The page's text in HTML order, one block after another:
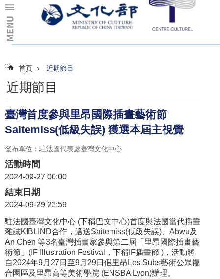
跳到主要內容區塊
:::
::: 首頁 近期節目
近期節目
臺灣首度參與里昂國際插畫藝術節
Saitemiss(低級失誤) 獲選本屆主視覺
發布單位：駐法國代表處臺灣文化中心
活動時間
2024-09-27 00:00
結束日期
2024-09-29 23:59
駐法國臺灣文化中心 (下稱巴文中心)首度與法國當代插畫
雜誌KIBLIND合作，選送Saitemiss(低級失誤)、Abwu及
An Chen 等3名臺灣插畫家參與第二屆「里昂國際插畫藝
術節」(IF Illustration Festival，下稱IF插畫節 )，活動將
自2024年9月27日至9月29日假里昂Les Subs藝術公眾複
合園區及里昂高等美術學院 (ENSBA Lyon)辦理。